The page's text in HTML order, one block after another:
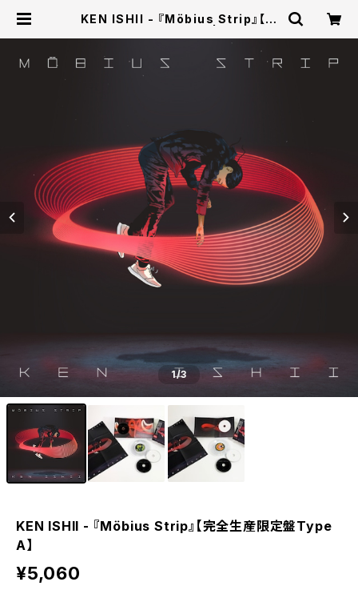
KEN ISHII - 『Möbius Strip』【完
1/3
KEN ISHII - 『Möbius Strip』【完全生産限定盤Type
A】
¥5,060